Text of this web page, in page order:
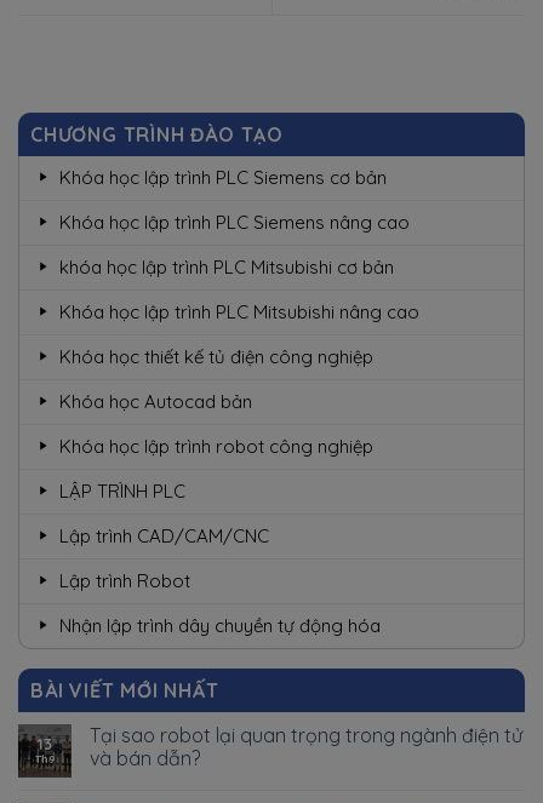
CHƯƠNG TRÌNH ĐÀO TẠO
Khóa học lập trình PLC Siemens cơ bản
Khóa học lập trình PLC Siemens nâng cao
khóa học lập trình PLC Mitsubishi cơ bản
Khóa học lập trình PLC Mitsubishi nâng cao
Khóa học thiết kế tủ điện công nghiệp
Khóa học Autocad bản
Khóa học lập trình robot công nghiệp
LẬP TRÌNH PLC
Lập trình CAD/CAM/CNC
Lập trình Robot
Nhận lập trình dây chuyền tự động hóa
BÀI VIẾT MỚI NHẤT
13
Th9
Tại sao robot lại quan trọng trong ngành điện tử
và bán dẫn?